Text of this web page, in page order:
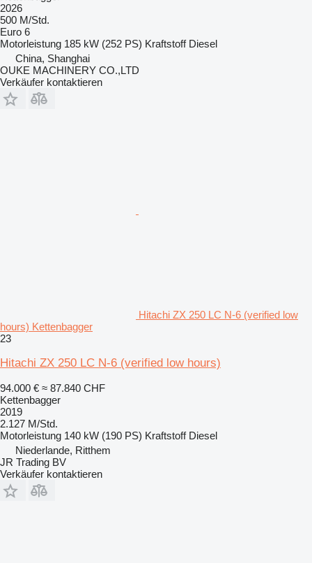
2026
500 M/Std.
Euro 6
Motorleistung 185 kW (252 PS) Kraftstoff Diesel
China, Shanghai
OUKE MACHINERY CO.,LTD
Verkäufer kontaktieren
Hitachi ZX 250 LC N-6 (verified low
hours) Kettenbagger
23
Hitachi ZX 250 LC N-6 (verified low hours)
94.000 € ≈ 87.840 CHF
Kettenbagger
2019
2.127 M/Std.
Motorleistung 140 kW (190 PS) Kraftstoff Diesel
Niederlande, Ritthem
JR Trading BV
Verkäufer kontaktieren